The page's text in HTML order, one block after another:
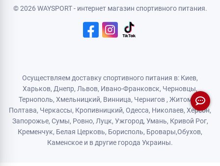
Логистический партнер
© 2026 WAYSPORT - интернет магазин спортивного питания.